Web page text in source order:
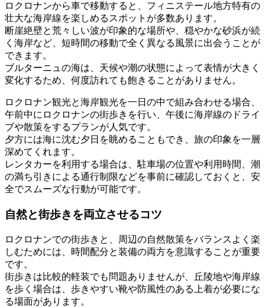
ロクロナンから車で移動すると、フィニステール地方特有の
壮大な海岸線を楽しめるスポットが多数あります。
断崖絶壁と荒々しい波が印象的な場所や、穏やかな砂浜が続
く海岸など、短時間の移動で全く異なる風景に出会うことが
できます。
ブルターニュの海は、天候や潮の状態によって表情が大きく
変化するため、何度訪れても飽きることがありません。
ロクロナン観光と海岸観光を一日の中で組み合わせる場合、
午前中にロクロナンの街歩きを行い、午後に海岸線のドライ
ブや散策をするプランが人気です。
夕方には海に沈む夕日を眺めることもでき、旅の印象を一層
深めてくれます。
レンタカーを利用する場合は、駐車場の位置や利用時間、潮
の満ち引きによる通行制限などを事前に確認しておくと、安
全でスムーズな行動が可能です。
自然と街歩きを両立させるコツ
ロクロナンでの街歩きと、周辺の自然散策をバランスよく楽
しむためには、時間配分と装備の両方を意識することが重要
です。
街歩きは比較的軽装でも問題ありませんが、丘陵地や海岸線
を歩く場合は、歩きやすい靴や防風性のある上着が必要にな
る場面があります。